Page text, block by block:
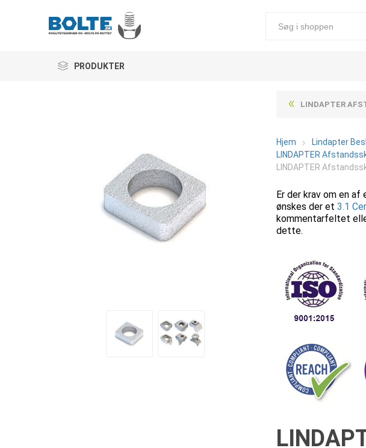
PRODUKTER
LINDAPTER AFSTANDSSKIVER ELFORZINKET
Hjem Lindapter
LINDAPTER
LINDAPTER
Er der krav om en
ønskes der et3.1
kommentarfeltet
dette.